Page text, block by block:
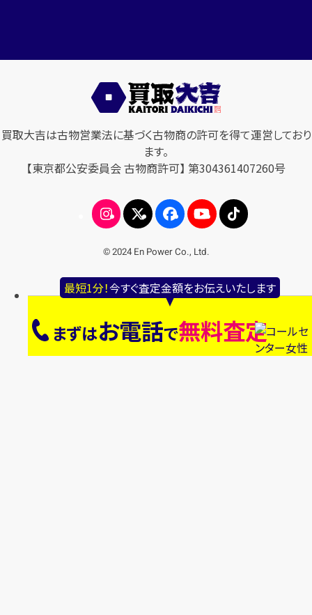
最短1分！今すぐ査定金額をお伝えいたします
まずはお電話で無料査定
買取大吉は古物営業法に基づく古物商の許可を得て運営しており
ます。
【東京都公安委員会 古物商許可】 第304361407260号
© 2024 En Power Co., Ltd.